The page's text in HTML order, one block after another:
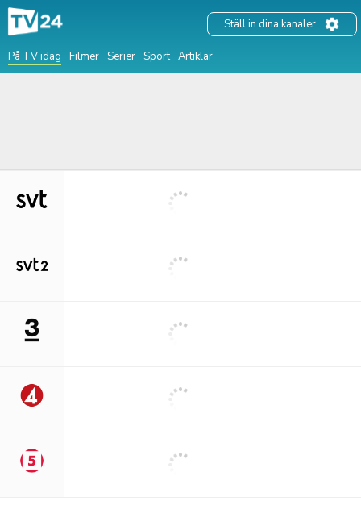
På TV idag Filmer Serier Sport Artiklar
Ställ in dina kanaler